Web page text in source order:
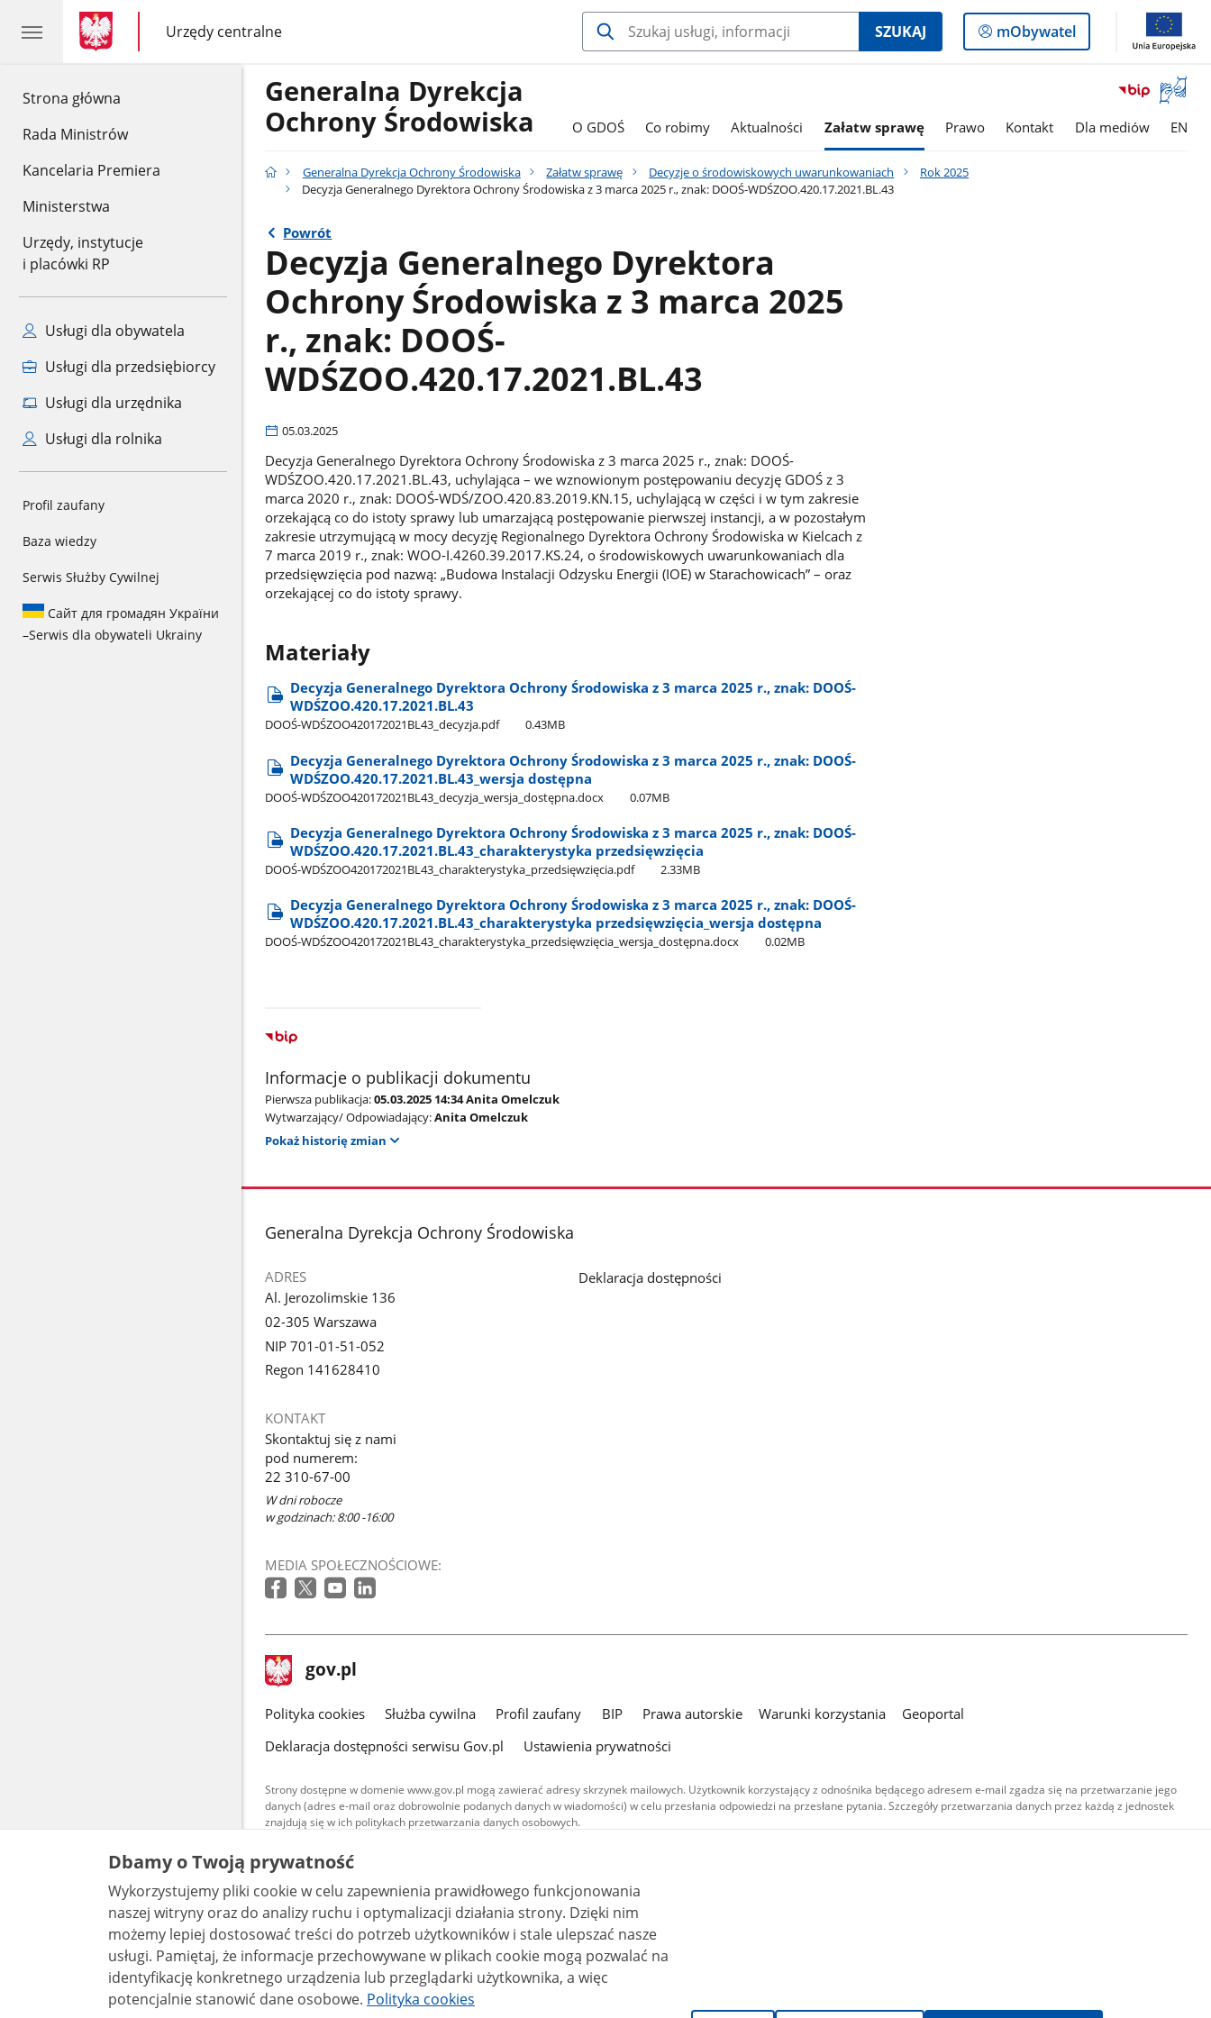
Strona główna
Rada Ministrów
Kancelaria Premiera
Ministerstwa
Urzędy, instytucje
i placówki RP
Usługi dla obywatela
Usługi dla przedsiębiorcy
Usługi dla urzędnika
Usługi dla rolnika
Profil zaufany
Baza wiedzy
Serwis Służby Cywilnej
Сайт для громадян України
–Serwis dla obywateli Ukrainy
gov.pl
gov.pl
Urzędy centralne
gov.pl
Urzędy
centralne
SZUKAJ
Logowanie
do
mObywatel
Otwórz
okno
Generalna Dyrekcja
Ochrony Środowiska
O GDOŚ Co robimy Aktualności Załatw sprawę Prawo Kontakt Dla mediów EN
Generalna Dyrekcja Ochrony Środowiska Załatw sprawę Decyzje o środowiskowych uwarunkowaniach
Rok 2025
Decyzja Generalnego Dyrektora Ochrony Środowiska z 3 marca 2025 r., znak: DOOŚ-WDŚZOO.420.17.2021.BL.43
Powrót
Decyzja Generalnego Dyrektora
Ochrony Środowiska z 3 marca 2025
r., znak: DOOŚ-
WDŚZOO.420.17.2021.BL.43
05.03.2025
Decyzja Generalnego Dyrektora Ochrony Środowiska z 3 marca 2025 r., znak: DOOŚ-
WDŚZOO.420.17.2021.BL.43, uchylająca – we wznowionym postępowaniu decyzję GDOŚ z 3
marca 2020 r., znak: DOOŚ-WDŚ/ZOO.420.83.2019.KN.15, uchylającą w części i w tym zakresie
orzekającą co do istoty sprawy lub umarzającą postępowanie pierwszej instancji, a w pozostałym
zakresie utrzymującą w mocy decyzję Regionalnego Dyrektora Ochrony Środowiska w Kielcach z
7 marca 2019 r., znak: WOO-I.4260.39.2017.KS.24, o środowiskowych uwarunkowaniach dla
przedsięwzięcia pod nazwą: „Budowa Instalacji Odzysku Energii (IOE) w Starachowicach” – oraz
orzekającej co do istoty sprawy.
Materiały
Decyzja Generalnego Dyrektora Ochrony Środowiska z 3 marca 2025 r., znak: DOOŚ-
WDŚZOO.420.17.2021.BL.43
DOOŚ-WDŚZOO420172021BL43​_decyzja.pdf 0.43MB
Decyzja Generalnego Dyrektora Ochrony Środowiska z 3 marca 2025 r., znak: DOOŚ-
WDŚZOO.420.17.2021.BL.43​_wersja dostępna
DOOŚ-WDŚZOO420172021BL43​_decyzja​_wersja​_dostępna.docx 0.07MB
Decyzja Generalnego Dyrektora Ochrony Środowiska z 3 marca 2025 r., znak: DOOŚ-
WDŚZOO.420.17.2021.BL.43​_charakterystyka przedsięwzięcia
DOOŚ-WDŚZOO420172021BL43​_charakterystyka​_przedsięwzięcia.pdf 2.33MB
Decyzja Generalnego Dyrektora Ochrony Środowiska z 3 marca 2025 r., znak: DOOŚ-
WDŚZOO.420.17.2021.BL.43​_charakterystyka przedsięwzięcia​_wersja dostępna
DOOŚ-WDŚZOO420172021BL43​_charakterystyka​_przedsięwzięcia​_wersja​_dostępna.docx 0.02MB
Informacje o publikacji dokumentu
Pierwsza publikacja:05.03.2025 14:34 Anita Omelczuk
Wytwarzający/ Odpowiadający:Anita Omelczuk
Pokaż historię zmian
stopka
Generalna Dyrekcja Ochrony Środowiska
ADRES
Al. Jerozolimskie 136
02-305 Warszawa
NIP 701-01-51-052
Regon 141628410
KONTAKT
Skontaktuj się z nami
pod numerem:
22 310-67-00
W dni robocze
w godzinach: 8:00 -16:00
MEDIA SPOŁECZNOŚCIOWE:
Deklaracja dostępności
stopka
gov.pl Strona
gov.pl
gov.pl
Polityka cookies Służba cywilna Profil zaufany BIP Prawa autorskie Warunki korzystania
Geoportal
Deklaracja dostępności serwisu Gov.pl
Ustawienia prywatności
Strony dostępne w domenie www.gov.pl mogą zawierać adresy skrzynek mailowych. Użytkownik korzystający z odnośnika będącego adresem e-mail zgadza się na przetwarzanie jego
danych (adres e-mail oraz dobrowolnie podanych danych w wiadomości) w celu przesłania odpowiedzi na przesłane pytania. Szczegóły przetwarzania danych przez każdą z jednostek
znajdują się w ich politykach przetwarzania danych osobowych.
Treści tekstowe publikowane w serwisie (z wyłączeniem treści audiowizualnych), są
udostępniane na licencji typu Creative Commons: uznanie autorstwa - na tych samych
warunkach 4.0 (CC BY-SA 4.0). Materiały audiowizualne, w tym zdjęcia, materiały audio i wideo,
są udostępniane na licencji typu Creative Commons: uznanie autorstwa użycie niekomercyjne -
bez utworów zależnych 4.0 (CC BY-NC-ND 4.0), o ile nie jest to stwierdzone inaczej.
Dbamy o Twoją prywatność
Wykorzystujemy pliki cookie w celu zapewnienia prawidłowego funkcjonowania
naszej witryny oraz do analizy ruchu i optymalizacji działania strony. Dzięki nim
możemy lepiej dostosować treści do potrzeb użytkowników i stale ulepszać nasze
usługi. Pamiętaj, że informacje przechowywane w plikach cookie mogą pozwalać na
identyfikację konkretnego urządzenia lub przeglądarki użytkownika, a więc
potencjalnie stanowić dane osobowe. Polityka cookies